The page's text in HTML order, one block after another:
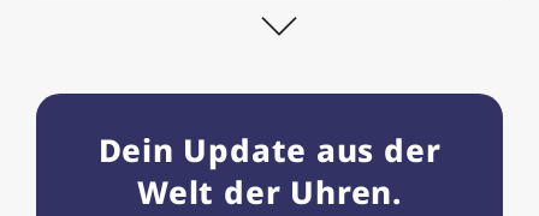
geliefert wurde, sondern mit der gelben
Ich kann Watch Papst, wer Uhren von Citizen,
für seine professionelle Arbeit und tollen
Service extrem weiter empfehlen.
Dein Update aus der
Welt der Uhren.